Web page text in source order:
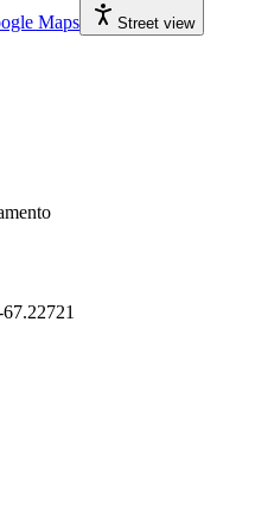
Maps Street view